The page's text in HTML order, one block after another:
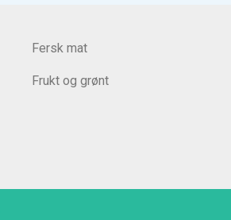
Fersk mat
Frukt og grønt